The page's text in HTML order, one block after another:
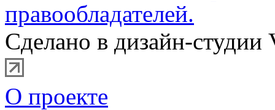
правообладателей.
Сделано в дизайн-студии
О проекте